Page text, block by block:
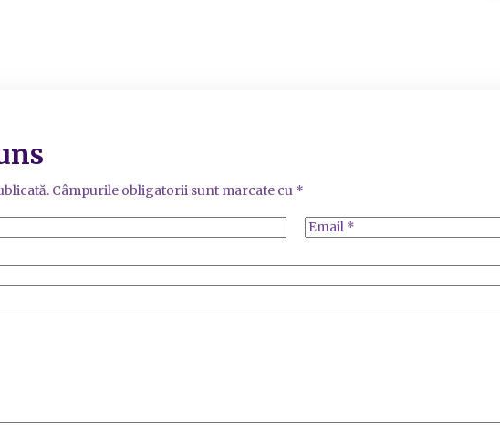
Câmpurile obligatorii sunt marcate cu *